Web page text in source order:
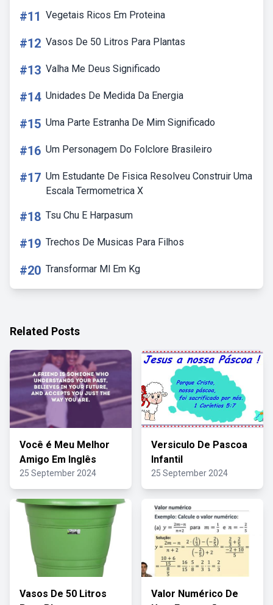
#11 Vegetais Ricos Em Proteina
#12 Vasos De 50 Litros Para Plantas
#13 Valha Me Deus Significado
#14 Unidades De Medida Da Energia
#15 Uma Parte Estranha De Mim Significado
#16 Um Personagem Do Folclore Brasileiro
#17 Um Estudante De Fisica Resolveu Construir Uma
Escala Termometrica X
#18 Tsu Chu E Harpasum
#19 Trechos De Musicas Para Filhos
#20 Transformar Ml Em Kg
Related Posts
Você é Meu Melhor
Amigo Em Inglês
25 September 2024
Versiculo De Pascoa
Infantil
25 September 2024
Vasos De 50 Litros
Valor Numérico De